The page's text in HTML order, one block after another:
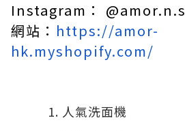
Instagram： @amor.n.s
網站： https://amor-
hk.myshopify.com/
人氣洗面機